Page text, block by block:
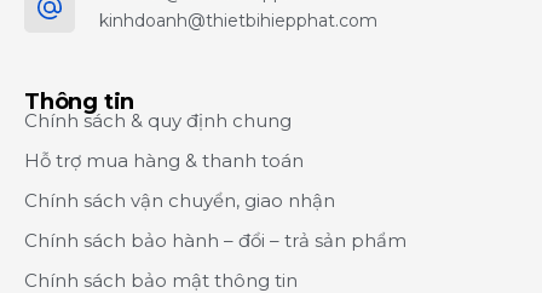
kinhdoanh@thietbihiepphat.com
Thông tin
Chính sách & quy định chung
Hỗ trợ mua hàng & thanh toán
Chính sách vận chuyển, giao nhận
Chính sách bảo hành – đổi – trả sản phẩm
Chính sách bảo mật thông tin